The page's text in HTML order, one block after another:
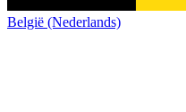
België (Nederlands)